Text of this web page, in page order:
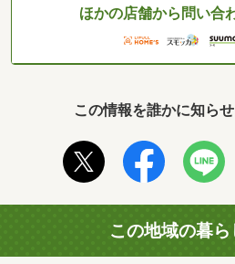
ほかの店舗から問い合
この情報を誰かに知ら
この地域の暮ら